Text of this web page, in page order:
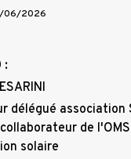
06/2026
:
délégué association
de
solaire